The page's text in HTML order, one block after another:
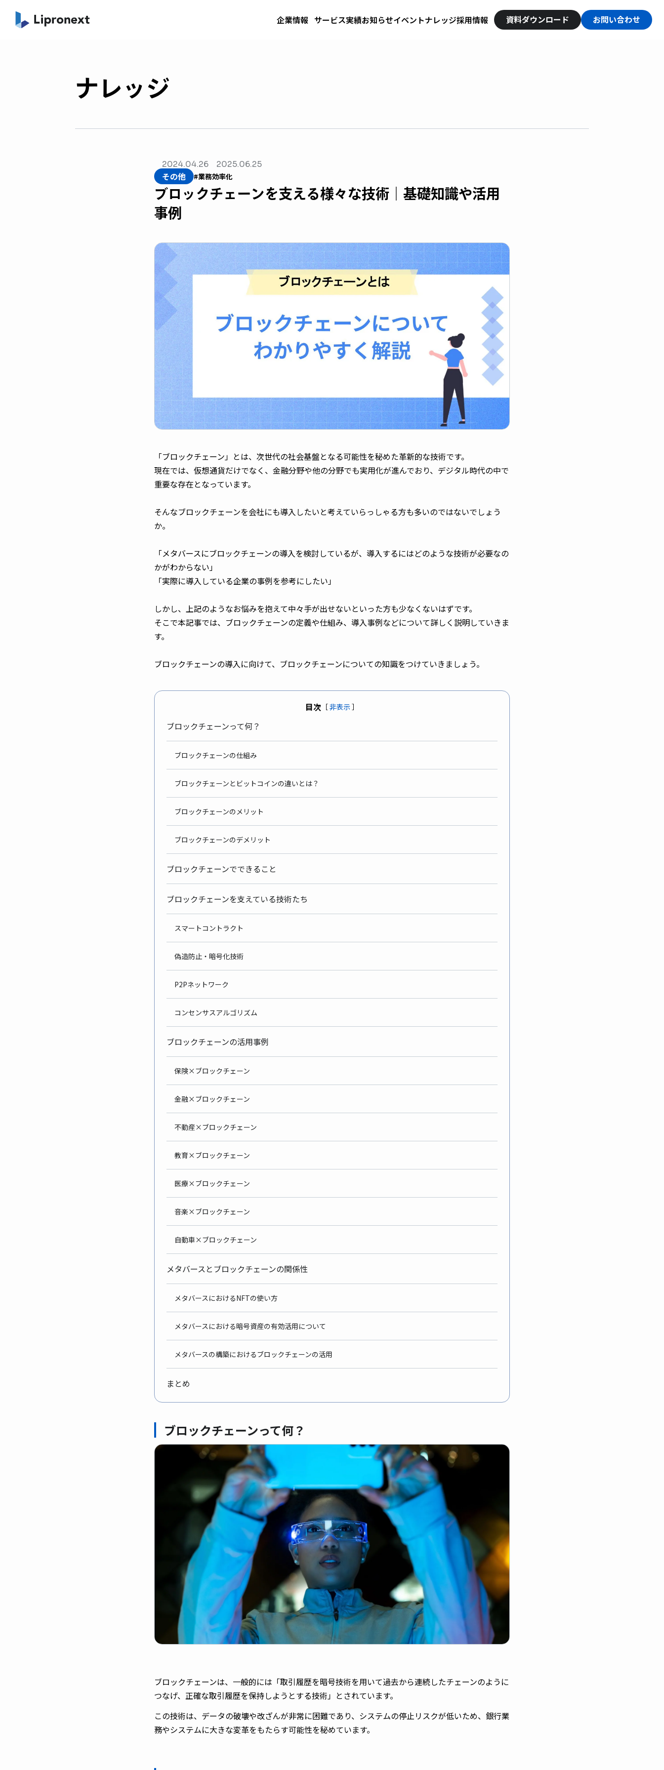
企業情報 サービス実績お知らせイベントナレッジ採用情報 資料ダウンロード お問い合わせ
ナレッジ
2024.04.26 2025.06.25
その他 #業務効率化
ブロックチェーンを支える様々な技術｜基礎知識や活用
事例
「ブロックチェーン」とは、次世代の社会基盤となる可能性を秘めた革新的な技術です。
現在では、仮想通貨だけでなく、金融分野や他の分野でも実用化が進んでおり、デジタル時代の中で
重要な存在となっています。
そんなブロックチェーンを会社にも導入したいと考えていらっしゃる方も多いのではないでしょう
か。
「メタバースにブロックチェーンの導入を検討しているが、導入するにはどのような技術が必要なの
かがわからない」
「実際に導入している企業の事例を参考にしたい」
しかし、上記のようなお悩みを抱えて中々手が出せないといった方も少なくないはずです。
そこで本記事では、ブロックチェーンの定義や仕組み、導入事例などについて詳しく説明していきま
す。
ブロックチェーンの導入に向けて、ブロックチェーンについての知識をつけていきましょう。
目次 ［非表示］
ブロックチェーンって何？
ブロックチェーンの仕組み
ブロックチェーンとビットコインの違いとは？
ブロックチェーンのメリット
ブロックチェーンのデメリット
ブロックチェーンでできること
ブロックチェーンを支えている技術たち
スマートコントラクト
偽造防止・暗号化技術
P2Pネットワーク
コンセンサスアルゴリズム
ブロックチェーンの活用事例
保険×ブロックチェーン
金融×ブロックチェーン
不動産×ブロックチェーン
教育×ブロックチェーン
医療×ブロックチェーン
音楽×ブロックチェーン
自動車×ブロックチェーン
メタバースとブロックチェーンの関係性
メタバースにおけるNFTの使い方
メタバースにおける暗号資産の有効活用について
メタバースの構築におけるブロックチェーンの活用
まとめ
ブロックチェーンって何？
ブロックチェーンは、一般的には「取引履歴を暗号技術を用いて過去から連続したチェーンのように
つなげ、正確な取引履歴を保持しようとする技術」とされています。
この技術は、データの破壊や改ざんが非常に困難であり、システムの停止リスクが低いため、銀行業
務やシステムに大きな変革をもたらす可能性を秘めています。